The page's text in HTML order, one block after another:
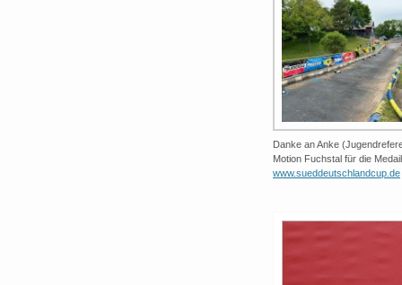
Danke an Anke
Motion Fuchstal für die
www.sueddeutschlandcup.de